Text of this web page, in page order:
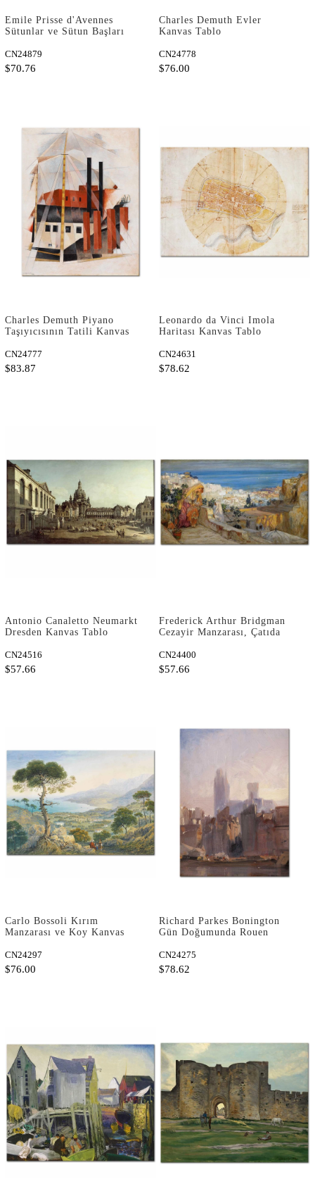
Emile Prisse d'Avennes
Sütunlar ve Sütun Başları
CN24879
$70.76
Charles Demuth Evler
Kanvas Tablo
CN24778
$76.00
Charles Demuth Piyano
Taşıyıcısının Tatili Kanvas
CN24777
$83.87
Leonardo da Vinci Imola
Haritası Kanvas Tablo
CN24631
$78.62
Antonio Canaletto Neumarkt
Dresden Kanvas Tablo
CN24516
$57.66
Frederick Arthur Bridgman
Cezayir Manzarası, Çatıda
CN24400
$57.66
Carlo Bossoli Kırım
Manzarası ve Koy Kanvas
CN24297
$76.00
Richard Parkes Bonington
Gün Doğumunda Rouen
CN24275
$78.62